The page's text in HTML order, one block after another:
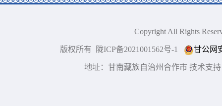
Copyright All Rights
版权所有 陇ICP备2021001562号-1 甘公网
地址：甘南藏族自治州合作市 技术支